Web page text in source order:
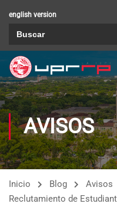
english version
AVISOS
Inicio Blog
Avisos
Reclutamiento de